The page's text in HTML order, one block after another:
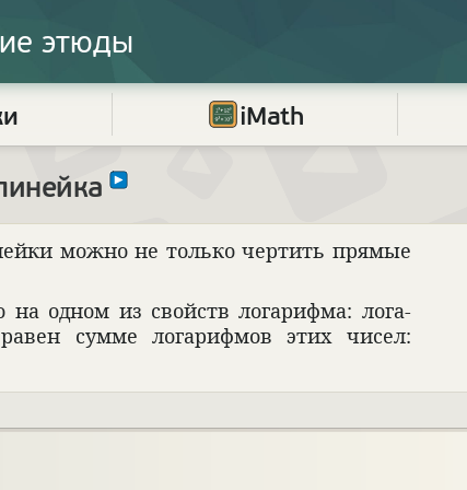
этюды
iMath
можно не только чер­тить прямые
на одном из свойств лога­рифма: лога­
сумме лога­рифмов этих чисел: